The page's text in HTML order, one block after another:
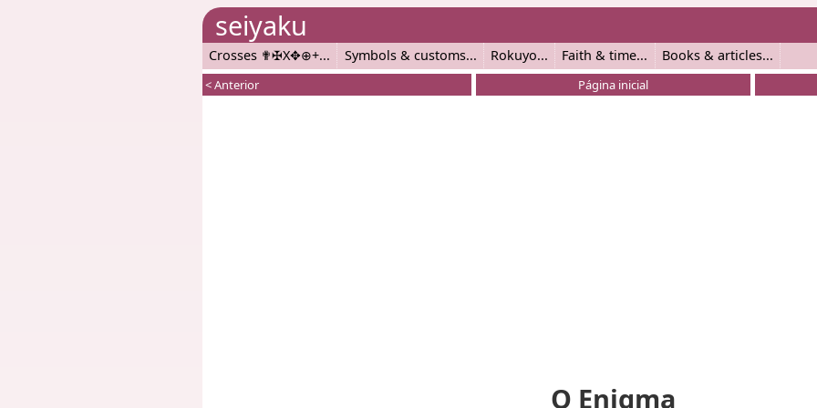
seiyaku
Crosses ✟✠X✥⊕+ Symbols & customs Rokuyo Faith & time Books & articles
< Anterior Página inicial
O Enigma